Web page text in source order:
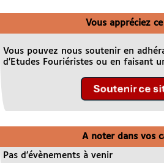
Vous appréciez
Vous pouvez nous soutenir en
d’Etudes Fouriéristes ou en faisant
A noter dans vos
Pas d’évènements à venir